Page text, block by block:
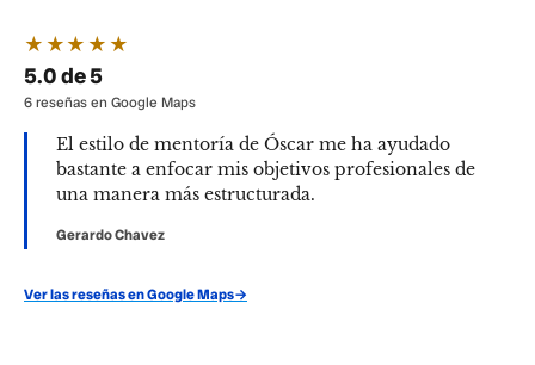
★★★★★
5.0 de 5
6 reseñas en Google Maps
El estilo de mentoría de Óscar me ha ayudado
bastante a enfocar mis objetivos profesionales de
una manera más estructurada.
Gerardo Chavez
Ver las reseñas en Google Maps→